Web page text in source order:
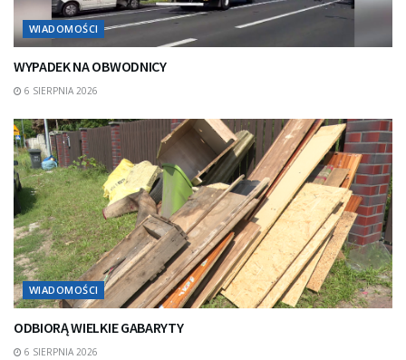
WIADOMOŚCI
WYPADEK NA OBWODNICY
6 SIERPNIA 2026
WIADOMOŚCI
ODBIORĄ WIELKIE GABARYTY
6 SIERPNIA 2026